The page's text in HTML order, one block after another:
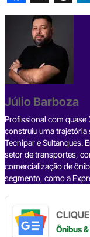
F
e
b
o
o
k
X T
h
r
e
a
d
s
L
d
I
n
Júlio Barboza
Profissional com quase
construiu uma
Tecnipar e Sultanques.
setor de transportes,
comercialização de
segmento, como a
Ônibus